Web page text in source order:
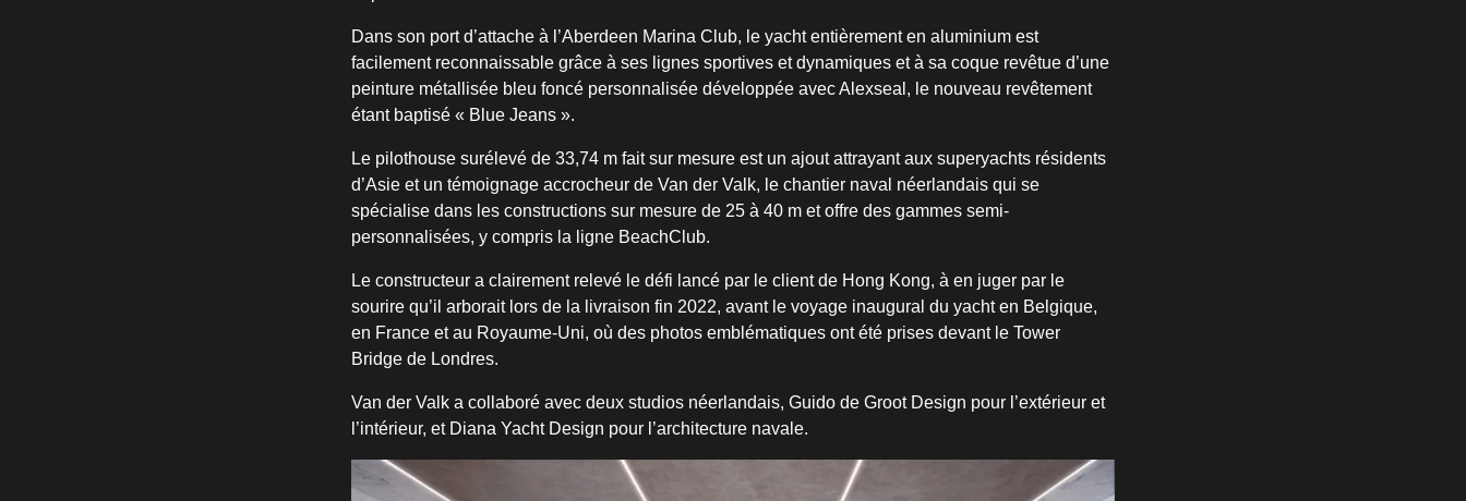
Dans son port d’attache à l’Aberdeen Marina Club, le yacht entièrement en aluminium est
facilement reconnaissable grâce à ses lignes sportives et dynamiques et à sa coque revêtue d’une
peinture métallisée bleu foncé personnalisée développée avec Alexseal, le nouveau revêtement
étant baptisé « Blue Jeans ».
Le pilothouse surélevé de 33,74 m fait sur mesure est un ajout attrayant aux superyachts résidents
d’Asie et un témoignage accrocheur de Van der Valk, le chantier naval néerlandais qui se
spécialise dans les constructions sur mesure de 25 à 40 m et offre des gammes semi-
personnalisées, y compris la ligne BeachClub.
Le constructeur a clairement relevé le défi lancé par le client de Hong Kong, à en juger par le
sourire qu’il arborait lors de la livraison fin 2022, avant le voyage inaugural du yacht en Belgique,
en France et au Royaume-Uni, où des photos emblématiques ont été prises devant le Tower
Bridge de Londres.
Van der Valk a collaboré avec deux studios néerlandais, Guido de Groot Design pour l’extérieur et
l’intérieur, et Diana Yacht Design pour l’architecture navale.